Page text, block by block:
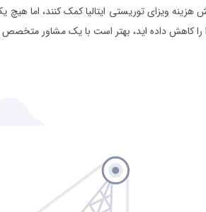
ویزای توریستی ایتالیا کمک کنند، اما هیچ
را کاهش داده اید، بهتر است با یک مشاور